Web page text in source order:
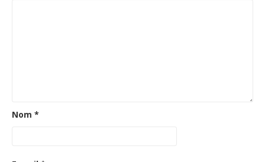
Nom *